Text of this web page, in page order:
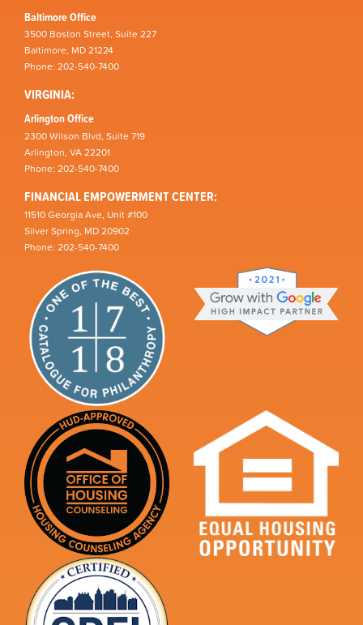
Baltimore Office
3500 Boston Street, Suite 227
Baltimore, MD 21224
Phone: 202-540-7400
VIRGINIA:
Arlington Office
2300 Wilson Blvd, Suite 719
Arlington, VA 22201
Phone: 202-540-7400
FINANCIAL EMPOWERMENT CENTER:
11510 Georgia Ave, Unit #100
Silver Spring, MD 20902
Phone: 202-540-7400